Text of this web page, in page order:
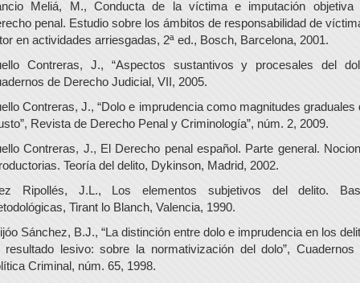
Meliá, M., Conducta de la víctima e imputación objetiva
penal. Estudio sobre los ámbitos de responsabilidad de
en actividades arriesgadas, 2ª ed., Bosch, Barcelona, 2001.
Contreras, J., “Aspectos sustantivos y procesales del
de Derecho Judicial, VII, 2005.
Contreras, J., “Dolo e imprudencia como magnitudes graduales
Revista de Derecho Penal y Criminología”, núm. 2, 2009.
Contreras, J., El Derecho penal español. Parte general.
Teoría del delito, Dykinson, Madrid, 2002.
Ripollés, J.L., Los elementos subjetivos del delito.
Tirant lo Blanch, Valencia, 1990.
Sánchez, B.J., “La distinción entre dolo e imprudencia en los
resultado lesivo: sobre la normativización del dolo”, Cuadernos
Criminal, núm. 65, 1998.